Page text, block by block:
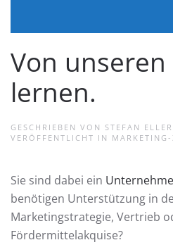
Von unseren
lernen.
GESCHRIEBEN VON STEFAN ELLER
VERÖFFENTLICHT IN
Sie sind dabei ein
benötigen Unterstützung in
Marketingstrategie, Vertrieb
Fördermittelakquise?